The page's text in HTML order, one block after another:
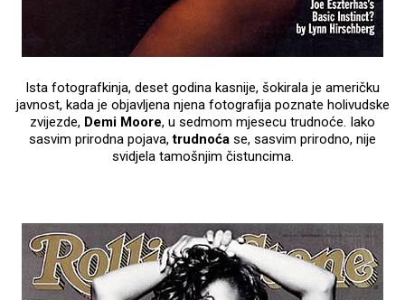
Ista fotografkinja, deset godina kasnije, šokirala je američku
javnost, kada je objavljena njena fotografija poznate holivudske
zvijezde, Demi Moore, u sedmom mjesecu trudnoće. Iako
sasvim prirodna pojava,trudnoća se, sasvim prirodno, nije
svidjela tamošnjim čistuncima.